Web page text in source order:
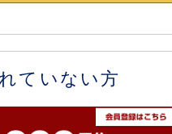
ていない方